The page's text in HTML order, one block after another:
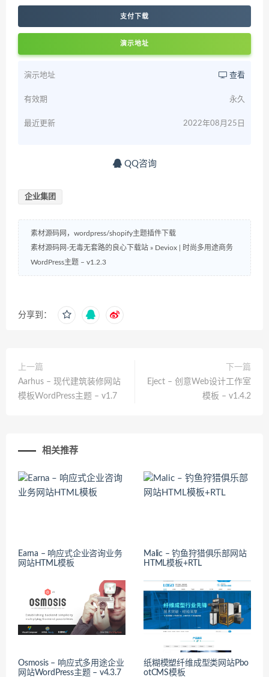
支付下载
演示地址
演示地址 查看
有效期 永久
最近更新 2022年08月25日
QQ咨询
企业集团
素材源码网，wordpress/shopify主题插件下载
素材源码网-无毒无套路的良心下载站 » Deviox | 时尚多用途商务
WordPress主题 – v1.2.3
分享到：
上一篇
Aarhus – 现代建筑装修网站
模板WordPress主题 – v1.7
下一篇
Eject – 创意Web设计工作室
模板 – v1.4.2
相关推荐
Earna – 响应式企业咨询业务
网站HTML模板
Malic – 钓鱼狩猎俱乐部网站
HTML模板+RTL
Osmosis – 响应式多用途企业
网站WordPress主题 – v4.3.7
纸糊模塑纤维成型类网站Pbo
otCMS模板